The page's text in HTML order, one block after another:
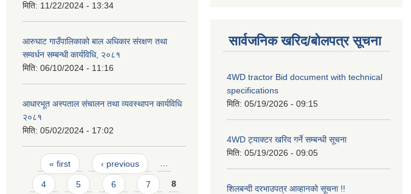
मिति: 11/22/2024 - 13:34
आरुघाट गाउँपालिकाको बाल अधिकार संरक्षण तथा
सम्वर्धन सम्बन्धी कार्यविधि, २०८१
मिति: 06/10/2024 - 11:16
आधारभूत अस्पताल संचालन तथा व्यवस्थापन कार्यविधि
२०८१
मिति: 05/02/2024 - 17:02
Pages
« first ‹ previous …
4 5 6 7 8
सार्वजनिक खरिद/बोलपत्र सूचना
4WD tractor Bid document with technical
specifications
मिति: 05/19/2026 - 09:15
4WD ट्याक्टर खरिद गर्ने सम्बन्धी सूचना
मिति: 05/19/2026 - 09:05
शिलबन्दी दरभाउपत्र आव्हानको सूचना !!